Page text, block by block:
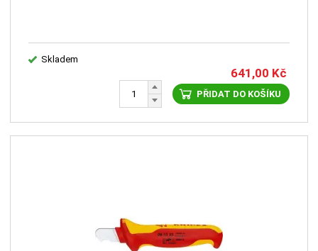
Skladem
641,00 Kč
PŘIDAT DO KOŠÍKU